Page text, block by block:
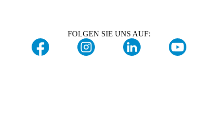
FOLGEN SIE UNS AUF: